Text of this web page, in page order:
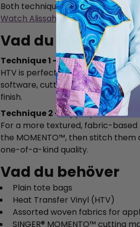
Both techniques are beginner-
Watch Alissah's Full Tutorial
Vad du kommer
Technique 1 — Heat Transfer
HTV is perfect for bold, vibrant
software, cutting it precisely with
finish.
Technique 2 — Appliqué
For a more textured, fabric-based
the MOMENTO™, then stitch
one-of-a-kind quality.
Vad du behöver
Plain tote bags
Heat Transfer Vinyl (HTV)
Assorted woven fabrics for
SINGER® MOMENTO™ cutting